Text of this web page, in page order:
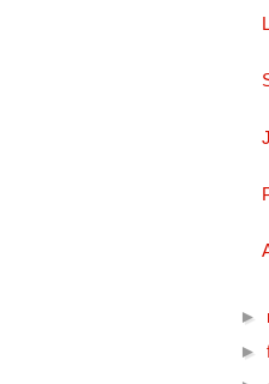
►
►